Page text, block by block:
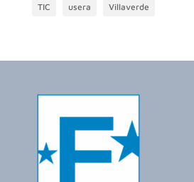
TIC usera Villaverde